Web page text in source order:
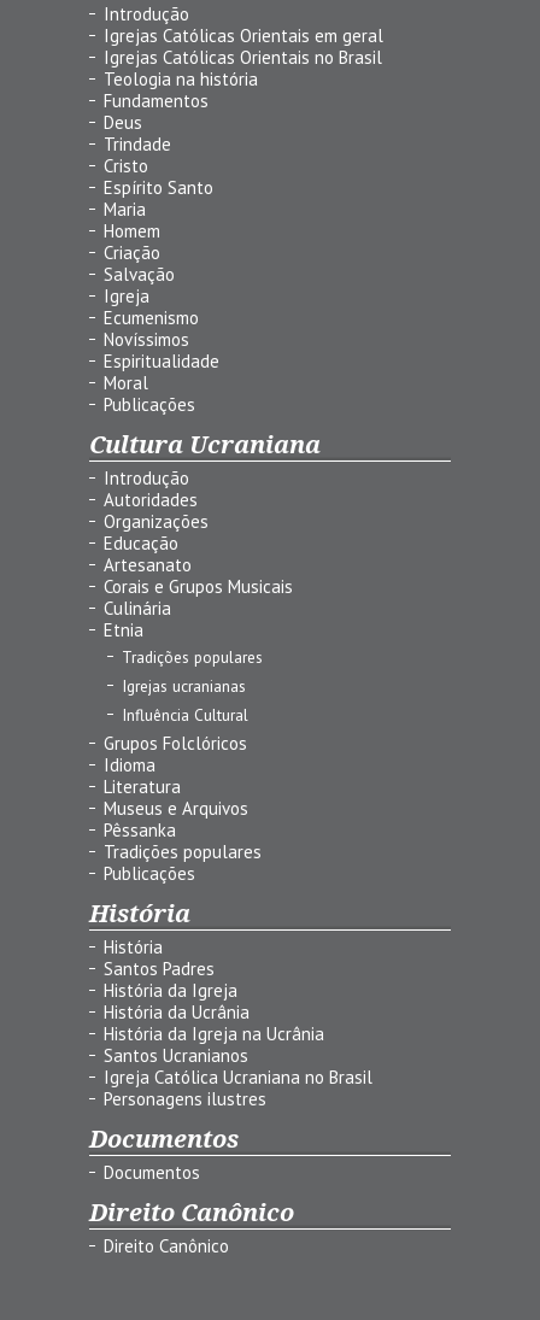
Introdução
Igrejas Católicas Orientais em geral
Igrejas Católicas Orientais no Brasil
Teologia na história
Fundamentos
Deus
Trindade
Cristo
Espírito Santo
Maria
Homem
Criação
Salvação
Igreja
Ecumenismo
Novíssimos
Espiritualidade
Moral
Publicações
Cultura Ucraniana
Introdução
Autoridades
Organizações
Educação
Artesanato
Corais e Grupos Musicais
Culinária
Etnia
Tradições populares
Igrejas ucranianas
Influência Cultural
Grupos Folclóricos
Idioma
Literatura
Museus e Arquivos
Pêssanka
Tradições populares
Publicações
História
História
Santos Padres
História da Igreja
História da Ucrânia
História da Igreja na Ucrânia
Santos Ucranianos
Igreja Católica Ucraniana no Brasil
Personagens ilustres
Documentos
Documentos
Direito Canônico
Direito Canônico